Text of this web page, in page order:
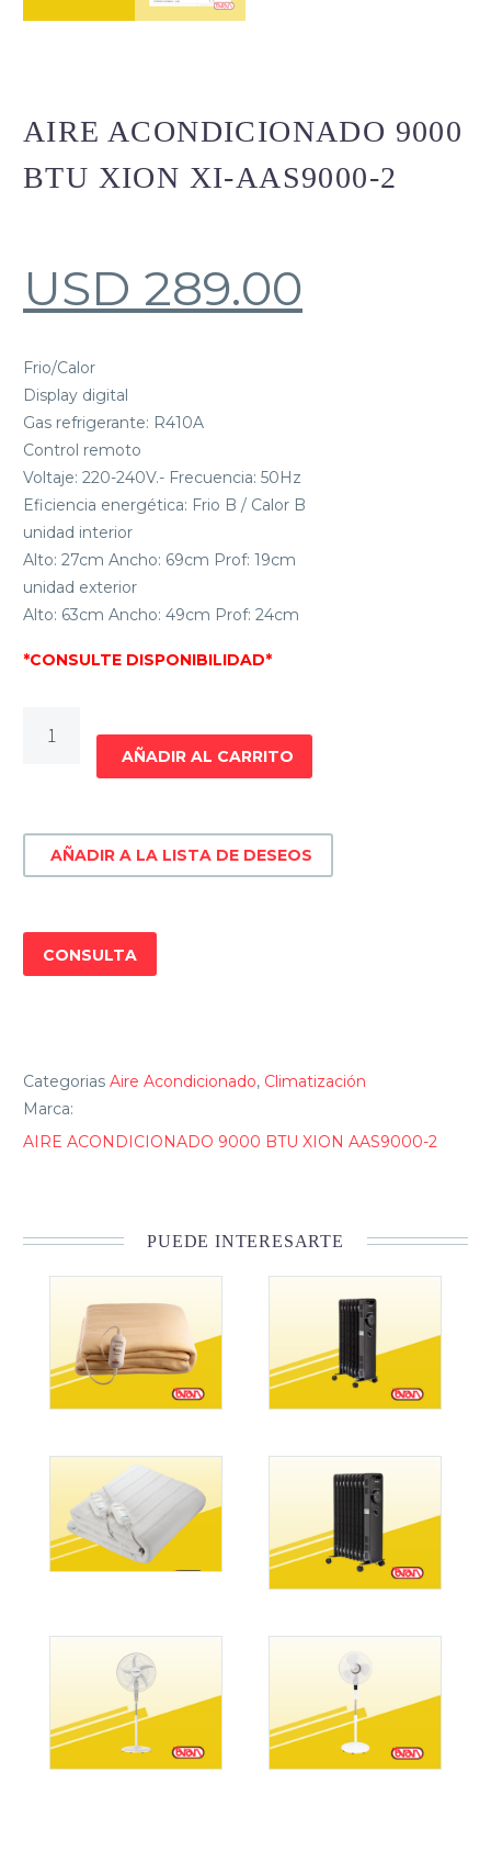
AIRE ACONDICIONADO 9000
BTU XION XI-AAS9000-2
USD 289.00
Frio/Calor
Display digital
Gas refrigerante: R410A
Control remoto
Voltaje: 220-240V.- Frecuencia: 50Hz
Eficiencia energética: Frio B / Calor B
unidad interior
Alto: 27cm Ancho: 69cm Prof: 19cm
unidad exterior
Alto: 63cm Ancho: 49cm Prof: 24cm
*CONSULTE DISPONIBILIDAD*
ACONDICIONADO
XION
AAS9000-
cantidad
AÑADIR AL CARRITO
AÑADIR A LA LISTA DE DESEOS
CONSULTA
Categorias Aire Acondicionado, Climatización
Marca:
AIRE ACONDICIONADO 9000 BTU XION AAS9000-2
PUEDE INTERESARTE